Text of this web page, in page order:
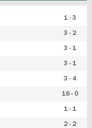
1 - 3
3 - 2
3 - 1
3 - 1
3 - 4
16 - 0
1 - 1
2 - 2